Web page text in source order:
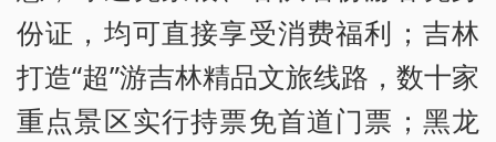
份证，均可直接享受消费福利；吉林
打造“超”游吉林精品文旅线路，数十家
重点景区实行持票免首道门票；黑龙